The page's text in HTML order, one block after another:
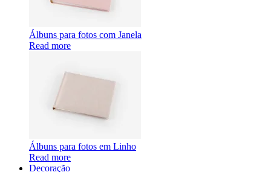
Álbuns para fotos com Janela
Read more
Álbuns para fotos em Linho
Read more
Decoração